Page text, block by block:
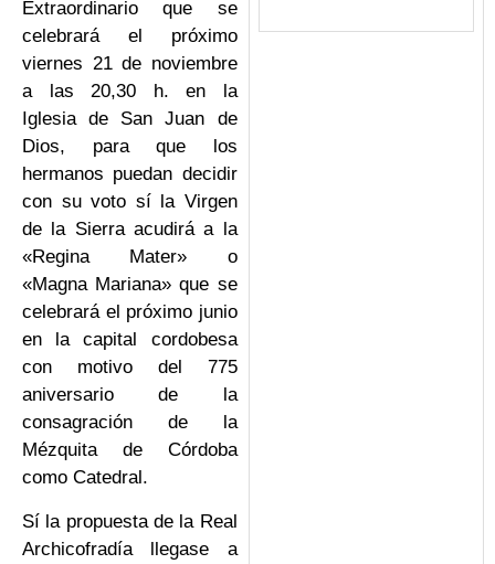
Extraordinario que se
celebrará el próximo
viernes 21 de noviembre
a las 20,30 h. en la
Iglesia de San Juan de
Dios, para que los
hermanos puedan decidir
con su voto sí la Virgen
de la Sierra acudirá a la
«Regina Mater» o
«Magna Mariana» que se
celebrará el próximo junio
en la capital cordobesa
con motivo del 775
aniversario de la
consagración de la
Mézquita de Córdoba
como Catedral.
Sí la propuesta de la Real
Archicofradía llegase a